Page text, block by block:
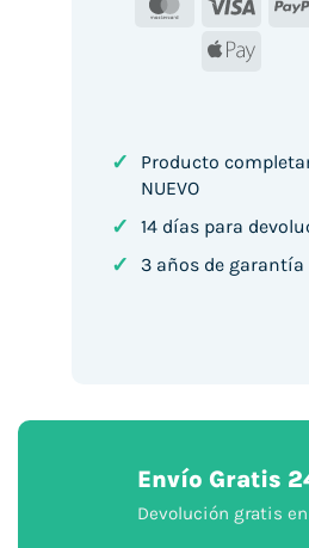
Apple
✓
Producto
NUEVO
✓ 14 días para
✓ 3 años de garantía
Envío Gratis
Devolución gratis